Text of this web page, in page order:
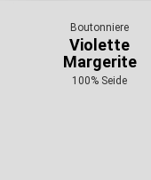
Boutonniere
Violette
Margerite
100% Seide